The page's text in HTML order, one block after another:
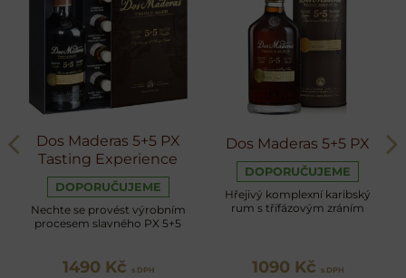
Dos Maderas 5+5 PX
Tasting Experience
DOPORUČUJEME
Nechte se provést výrobním
procesem slavného PX 5+5
1490 Kč s DPH
Dos Maderas 5+5 PX
DOPORUČUJEME
Hřejivý komplexní karibský
rum s třífázovým zráním
1090 Kč s DPH